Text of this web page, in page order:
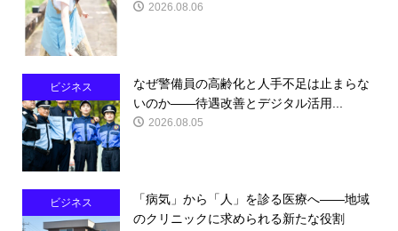
2026.08.06
ビジネス
なぜ警備員の高齢化と人手不足は止まらな
いのか――待遇改善とデジタル活用...
2026.08.05
ビジネス
「病気」から「人」を診る医療へ――地域
のクリニックに求められる新たな役割